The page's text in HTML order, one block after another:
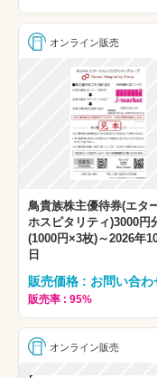
オンライン販売
鳥貴族株主優待券(エタ
ホスピタリティ)3000円
(1000円×3枚)～2026年
日
販売価格 : お問い合わ
販売率 : 95%
オンライン販売